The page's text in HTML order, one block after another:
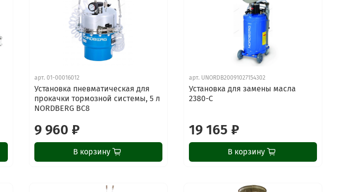
арт.01-00016012
Установка пневматическая для
прокачки тормозной системы, 5 л
NORDBERG BC8
9 960 ₽
В корзину
арт. UNORDB20091027154302
Установка для замены масла
2380-C
19 165 ₽
В корзину